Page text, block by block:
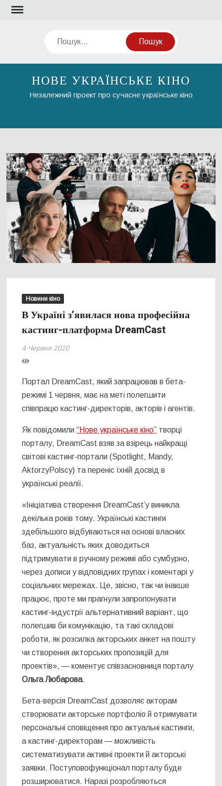
Перейти
Пошук
НОВЕ УКРАЇНСЬКЕ КІНО
Незалежний проект про сучасне українське кіно
Новини кіно
В Україні з’явилася нова професійна
кастинг-платформа DreamCast
4 Червня 2020
Портал DreamCast, який запрацював в бета-
режимі 1 червня, має на меті полегшити
співпрацю кастинг-директорів, акторів і агентів.
Як повідомили“Нове українське кіно” творці
порталу, DreamCast взяв за взірець найкращі
світові кастинг-портали (Spotlight, Mandy,
AktorzyPolscy) та переніс їхній досвід в
українські реалії.
«Ініціатива створення DreamCast’у виникла
декілька років тому. Українські кастинги
здебільшого відбуваються на основі власних
баз, актуальність яких доводиться
підтримувати в ручному режимі або сумбурно,
через дописи у відповідних групах і коментарі у
соціальних мережах. Це, звісно, так чи інакше
працює, проте ми прагнули запропонувати
кастинг-індустрії альтернативний варіант, що
полегшив би комунікацію, та такі складові
роботи, як розсилка акторських анкет на пошту
чи створення акторських пропозицій для
проектів», — коментує співзасновниця порталу
Ольга Любарова.
Бета-версія DreamCast дозволяє акторам
створювати акторське портфоліо й отримувати
персональні сповіщення про актуальні кастинги,
а кастинг-директорам — можливість
систематизувати активні проекти й акторські
заявки. Поступовофункціонал порталу буде
розширюватися. Наразі розробляються